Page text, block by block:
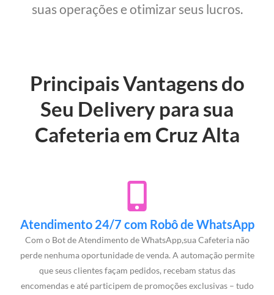
suas operações e otimizar seus lucros.
Principais Vantagens do
Seu Delivery para sua
Cafeteria em Cruz Alta
Atendimento 24/7 com Robô de WhatsApp
Com o Bot de Atendimento de WhatsApp,sua Cafeteria não
perde nenhuma oportunidade de venda. A automação permite
que seus clientes façam pedidos, recebam status das
encomendas e até participem de promoções exclusivas – tudo